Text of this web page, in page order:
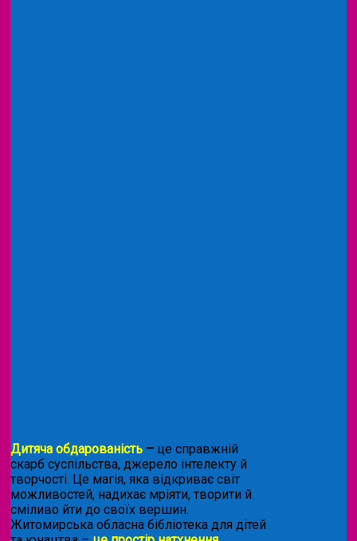
Дитяча обдарованість – це справжній
скарб суспільства, джерело інтелекту й
творчості. Це магія, яка відкриває світ
можливостей, надихає мріяти, творити й
сміливо йти до своїх вершин.
Житомирська обласна бібліотека для дітей